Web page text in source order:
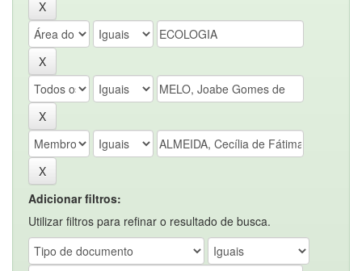
Adicionar filtros:
Utilizar filtros para refinar o resultado de busca.